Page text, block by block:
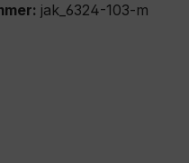
jak_6324-103-m